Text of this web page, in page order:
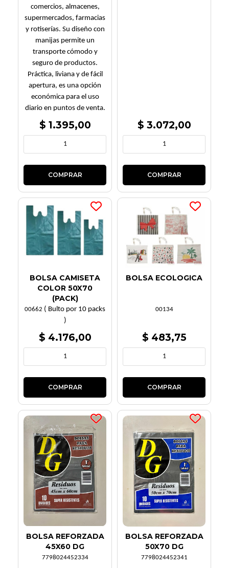
comercios, almacenes,
supermercados, farmacias
y rotiserías. Su diseño con
manijas permite un
transporte cómodo y
seguro de productos.
Práctica, liviana y de fácil
apertura, es una opción
económica para el uso
diario en puntos de venta.
$ 1.395,00 $ 3.072,00
BOLSA CAMISETA
COLOR 50X70
(PACK)
00662 ( Bulto por 10 packs
)
$ 4.176,00
BOLSA ECOLOGICA
00134
$ 483,75
BOLSA REFORZADA
45X60 DG
7798024452334
BOLSA REFORZADA
50X70 DG
7798024452341